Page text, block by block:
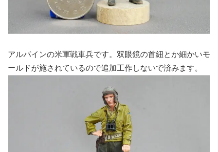
アルパインの米軍戦車兵です。双眼鏡の首紐とか細かいモ
ールドが施されているので追加工作しないで済みます。